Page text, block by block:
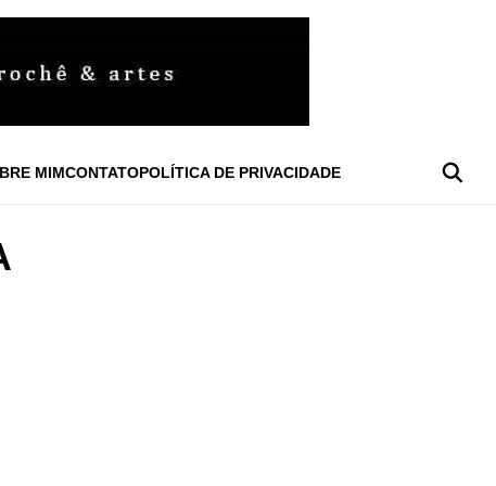
MIMCONTATOPOLÍTICA DE PRIVACIDADE